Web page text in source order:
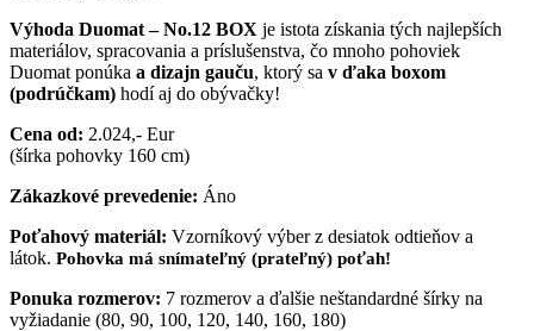
Výhoda Duomat – No.12 BOX je istota získania tých najlepších
materiálov, spracovania a príslušenstva, čo mnoho pohoviek
Duomat ponúka a dizajn gauču, ktorý sa v ďaka boxom
(podrúčkam) hodí aj do obývačky!
Cena od: 2.024,- Eur
(šírka pohovky 160 cm)
Zákazkové prevedenie: Áno
Poťahový materiál: Vzorníkový výber z desiatok odtieňov a
látok. Pohovka má snímateľný (prateľný) poťah!
Ponuka rozmerov: 7 rozmerov a ďalšie neštandardné šírky na
vyžiadanie (80, 90, 100, 120, 140, 160, 180)